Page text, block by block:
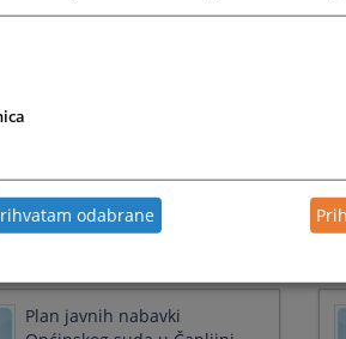
Plan javnih nabavki
odabrane